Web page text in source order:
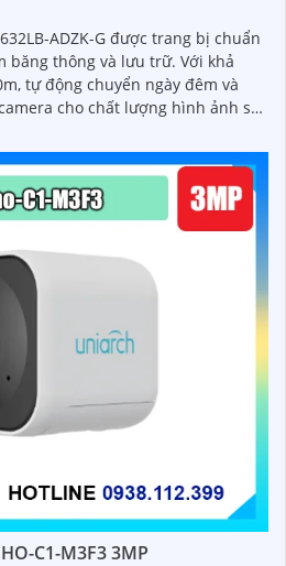
ADZK-G được trang bị chuẩn
thông và lưu trữ. Với khả
tự động chuyển ngày đêm và
cho chất lượng hình ảnh sắc
C1-M3F3 3MP